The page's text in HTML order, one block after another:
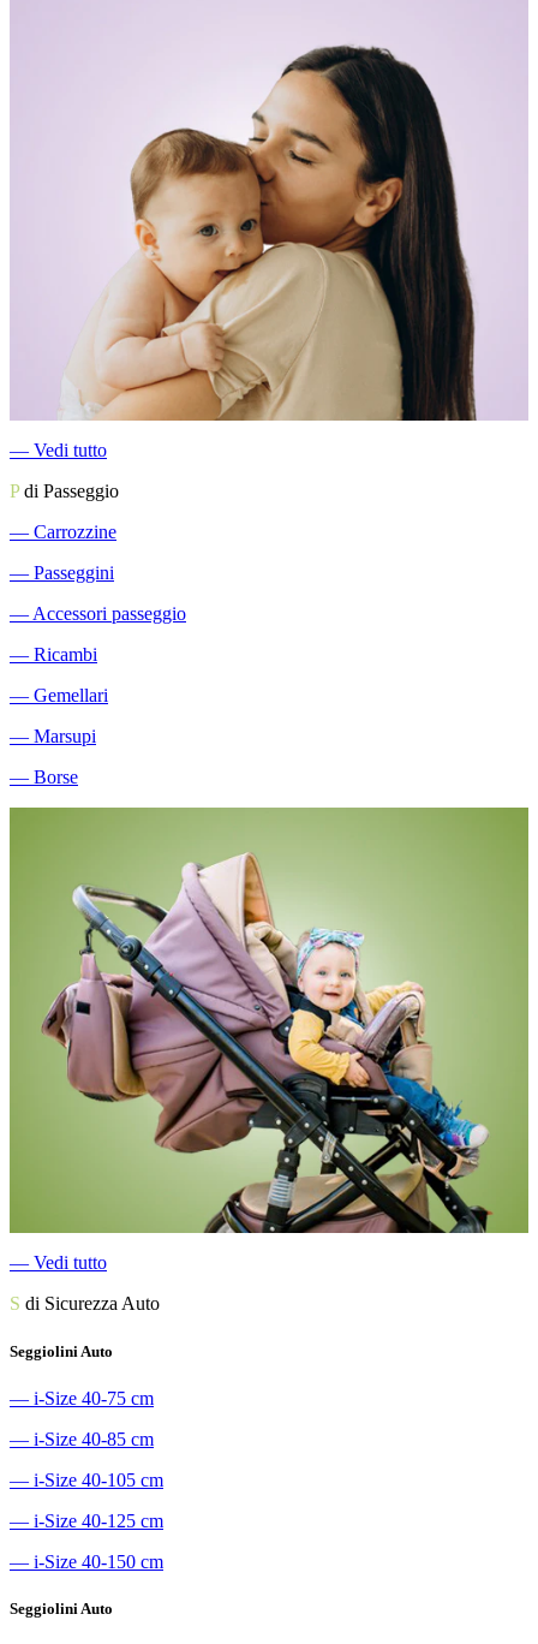
― Vedi tutto
Pdi Passeggio
― Carrozzine
― Passeggini
― Accessori passeggio
― Ricambi
― Gemellari
― Marsupi
― Borse
― Vedi tutto
S di Sicurezza Auto
Seggiolini Auto
― i-Size 40-75 cm
― i-Size 40-85 cm
― i-Size 40-105 cm
― i-Size 40-125 cm
― i-Size 40-150 cm
Seggiolini Auto